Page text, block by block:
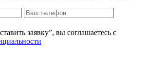
заявку”, вы соглашаетесь с